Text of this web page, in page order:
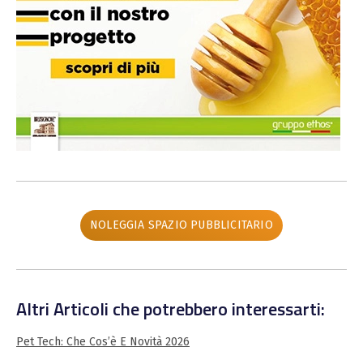
NOLEGGIA SPAZIO PUBBLICITARIO
Altri Articoli che potrebbero interessarti:
Pet Tech: Che Cos’è E Novità 2026